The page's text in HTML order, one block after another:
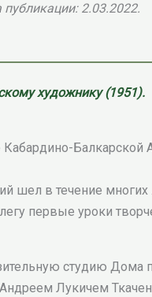
2.03.2022.
художнику (1951).
Балкарской
шел в течение
первые уроки
студию Дома
Лукичем